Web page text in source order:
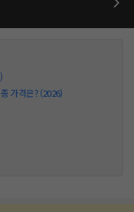
가격은? (2026)